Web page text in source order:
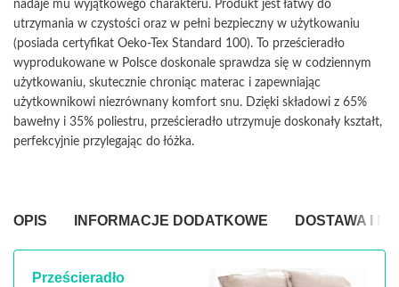
nadaje mu wyjątkowego charakteru. Produkt jest łatwy do
utrzymania w czystości oraz w pełni bezpieczny w użytkowaniu
(posiada certyfikat Oeko-Tex Standard 100). To prześcieradło
wyprodukowane w Polsce doskonale sprawdza się w codziennym
użytkowaniu, skutecznie chroniąc materac i zapewniając
użytkownikowi niezrównany komfort snu. Dzięki składowi z 65%
bawełny i 35% poliestru, prześcieradło utrzymuje doskonały kształt,
perfekcyjnie przylegając do łóżka.
OPIS INFORMACJE DODATKOWE DOSTAWA I
Prześcieradło